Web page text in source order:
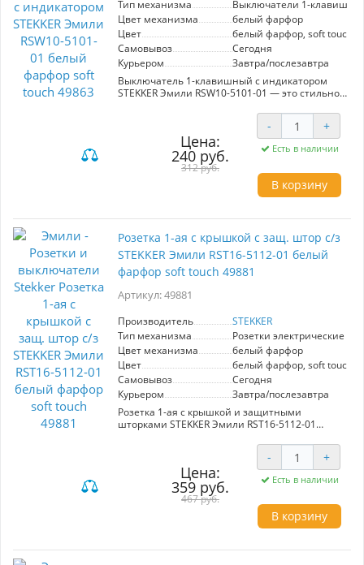
Тип механизма
Выключатели 1-
Цвет механизма
белый фарфор
Цвет
белый фарфор, soft touch
Самовывоз
Сегодня
Курьером
Завтра/послезавтра
Выключатель 1-клавишный с индикатором
STEKKER Эмили RSW10-5101-01 — это стильное
интерьера. Изготавливаемый в элегантном
дизайне белого фарфора soft touch, он станет
роскошным акцентом в любом помещении.
Серия Эмили отличается качественными
материалами: токоведущая часть выполнена
из оловяннофосфорной бронзы, а внутренний
блок изготовлен из прочного полиамида 6.6,
внешний вид, а встроенная подсветка
добавляет дополнительное удобство в
использовании. Корпус, выполненный из
поликарбоната, совершенно не поддерживает
практичным выбором. Размеры выключателя
составляет 250 В при токе 10 А. Выбирая
выключатель STEKKER, вы получаете не только
функциональное, но и эстетически
привлекательное решение для вашего дома.
Цена:
240 руб.
312 руб.
- +
Есть в наличии
В корзину
Розетка 1-ая с крышкой с защ. штор с/з
STEKKER Эмили RST16-5112-01 белый
фарфор soft touch 49881
Артикул: 49881
Производитель
STEKKER
Тип механизма
Розетки электрические
Цвет механизма
белый фарфор
Цвет
белый фарфор, soft touch
Самовывоз
Сегодня
Курьером
Завтра/послезавтра
Розетка 1-ая с крышкой и защитными
шторками STEKKER Эмили RST16-5112-01
тактильным покрытием. Обеспечивает
надежную защиту от случайного контакта с
токоведущими частями. Идеальна для
использования в домашних интерьерах,
сочетает стильный дизайн и
функциональность.
Цена:
359 руб.
467 руб.
- +
Есть в наличии
В корзину